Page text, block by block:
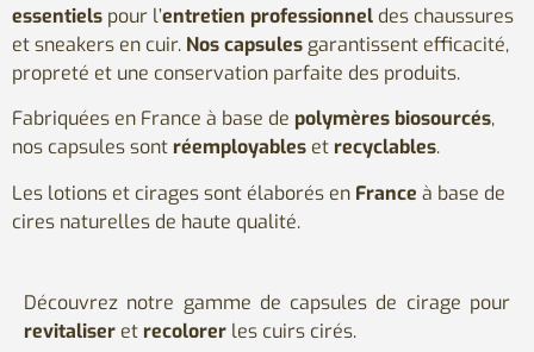
essentiels pour l’entretien professionnel des chaussures
et sneakers en cuir. Nos capsules garantissent efficacité,
propreté et une conservation parfaite des produits.
Fabriquées en France à base de polymères biosourcés,
nos capsules sont réemployables et recyclables.
Les lotions et cirages sont élaborés en France à base de
cires naturelles de haute qualité.
Découvrez notre gamme de capsules de cirage pour
revitaliser et recolorer les cuirs cirés.